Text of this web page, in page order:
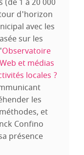
1 à 20 000
d'horizon
avec les
sur les
Observatoire
Web et médias
locales ?
les
et
Confino
présence